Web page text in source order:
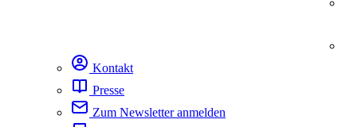
Kontakt
Presse
Zum Newsletter anmelden